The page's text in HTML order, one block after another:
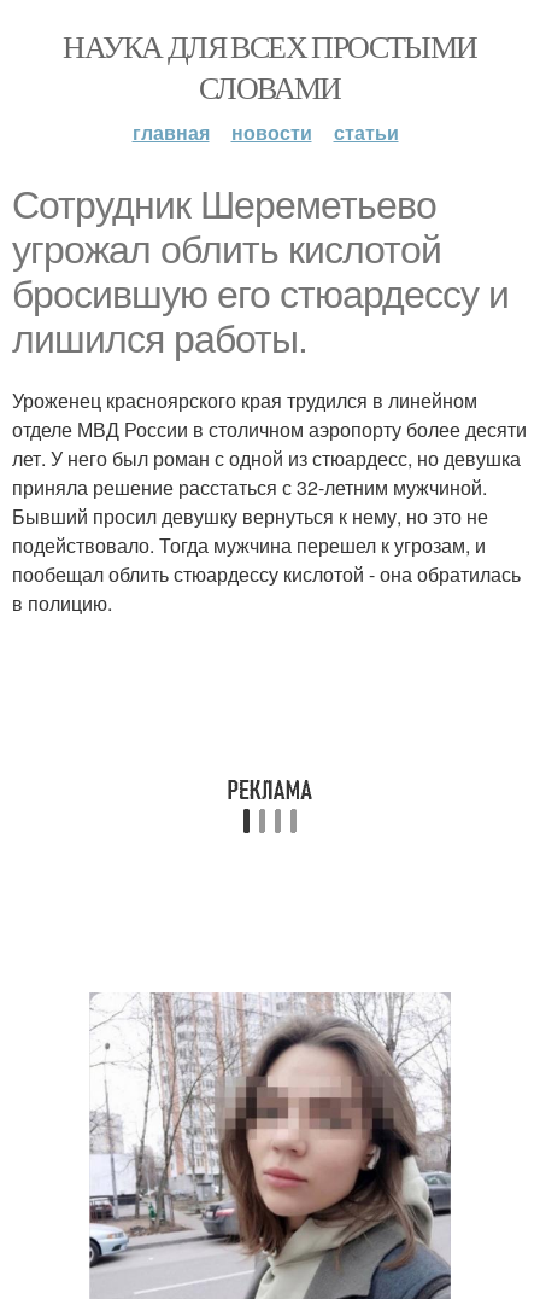
НАУКА ДЛЯ ВСЕХ ПРОСТЫМИ
СЛОВАМИ
главная новости статьи
Сотрудник Шереметьево
угрожал облить кислотой
бросившую его стюардессу и
лишился работы.
Уроженец красноярского края трудился в линейном
отделе МВД России в столичном аэропорту более десяти
лет. У него был роман с одной из стюардесс, но девушка
приняла решение расстаться с 32-летним мужчиной.
Бывший просил девушку вернуться к нему, но это не
подействовало. Тогда мужчина перешел к угрозам, и
пообещал облить стюардессу кислотой - она обратилась
в полицию.